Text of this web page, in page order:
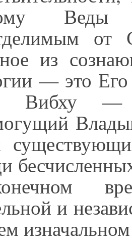
Веды
из
— это
Вибху —
и